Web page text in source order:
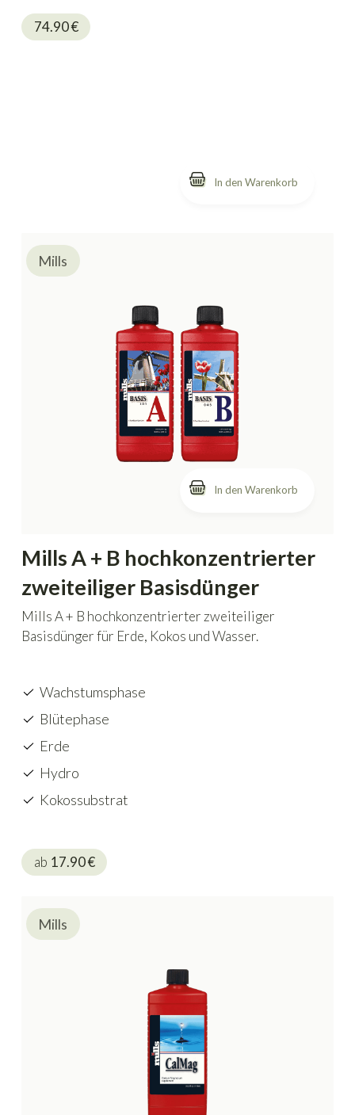
74.90€
In den Warenkorb
Mills A + B hochkonzentrierter
zweiteiliger Basisdünger
Mills A + B hochkonzentrierter zweiteiliger
Basisdünger für Erde, Kokos und Wasser.
Wachstumsphase
Blütephase
Erde
Hydro
Kokossubstrat
ab 17.90€
Mills
Mills